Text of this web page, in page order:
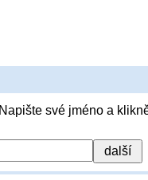
své jméno a